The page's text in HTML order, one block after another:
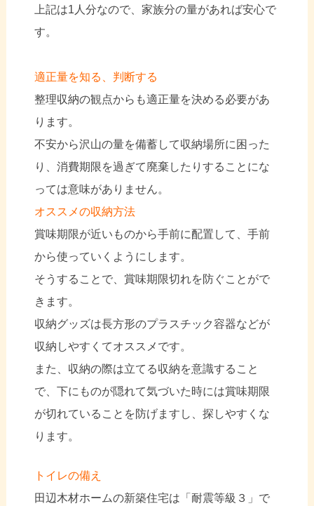
上記は1人分なので、家族分の量があれば安心で
す。
適正量を知る、判断する
整理収納の観点からも適正量を決める必要があ
ります。
不安から沢山の量を備蓄して収納場所に困った
り、消費期限を過ぎて廃棄したりすることにな
っては意味がありません。
オススメの収納方法
賞味期限が近いものから手前に配置して、手前
から使っていくようにします。
そうすることで、賞味期限切れを防ぐことがで
きます。
収納グッズは長方形のプラスチック容器などが
収納しやすくてオススメです。
また、収納の際は立てる収納を意識すること
で、下にものが隠れて気づいた時には賞味期限
が切れていることを防げますし、探しやすくな
ります。
トイレの備え
田辺木材ホームの新築住宅は「耐震等級３」で